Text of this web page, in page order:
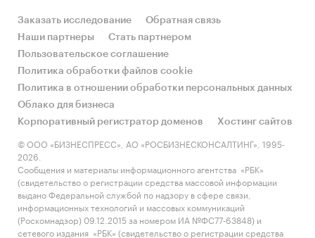
Заказать исследование
Обратная связь
Наши партнеры
Стать партнером
Пользовательское соглашение
Политика обработки файлов cookie
Политика в отношении обработки персональных данных
Облако для бизнеса
Корпоративный регистратор доменов
Хостинг сайтов
© ООО «БИЗНЕСПРЕСС», АО «РОСБИЗНЕСКОНСАЛТИНГ», 1995-
2026.
Сообщения и материалы информационного агентства «РБК»
(свидетельство о регистрации средства массовой информации
выдано Федеральной службой по надзору в сфере связи,
информационных технологий и массовых коммуникаций
(Роскомнадзор) 09.12.2015 за номером ИА №ФС77-63848) и
сетевого издания «РБК» (свидетельство о регистрации средства